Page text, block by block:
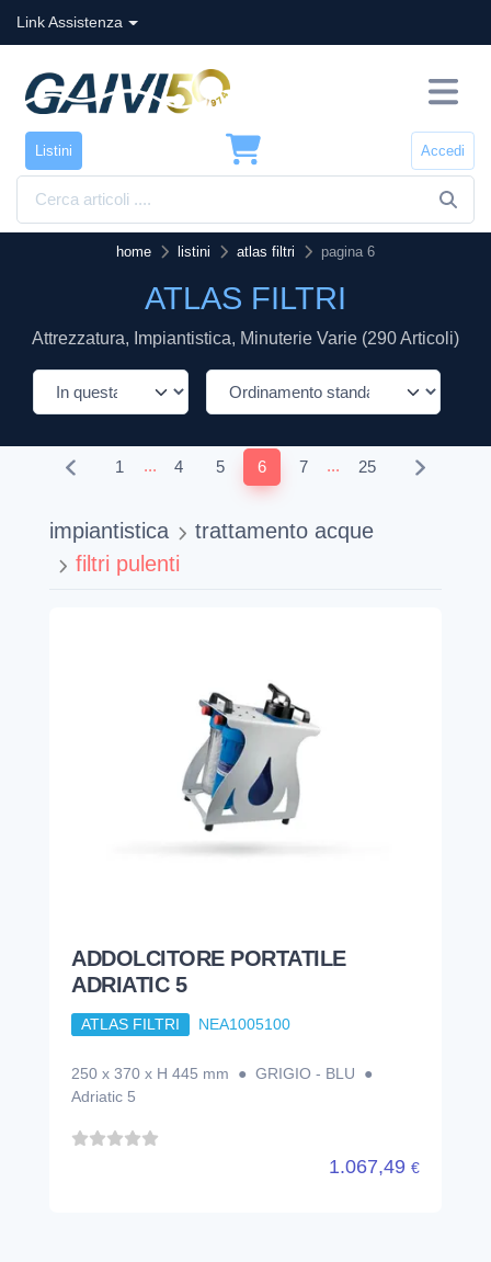
Link Assistenza
Listini Accedi
home listini atlas filtri pagina 6
ATLAS FILTRI
Attrezzatura, Impiantistica, Minuterie Varie (290 Articoli)
1 ... 4 5 6 7 ... 25
impiantistica
trattamento acque
filtri pulenti
ADDOLCITORE PORTATILE
ADRIATIC 5
ATLAS FILTRI NEA1005100
250 x 370 x H 445 mm ● GRIGIO - BLU ●
Adriatic 5
1.067,49 €